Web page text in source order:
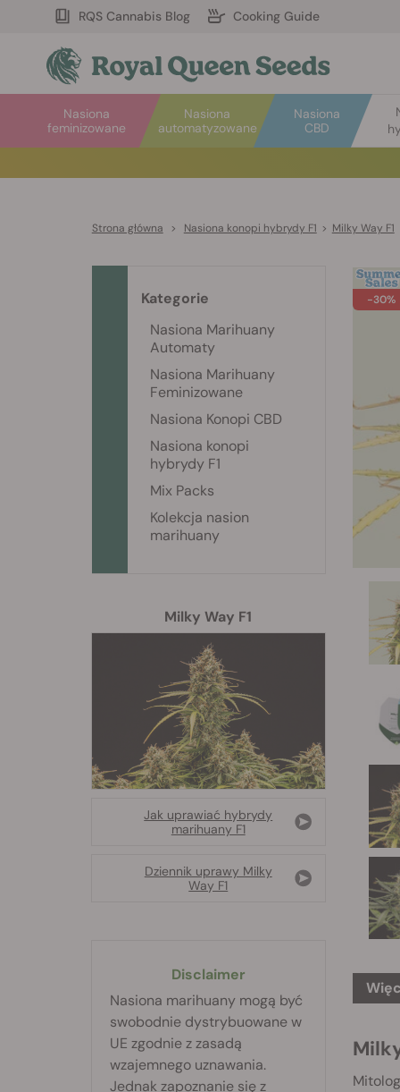
RQS Cannabis Blog Cooking Guide
Nasiona
automatyzowane
Nasiona
feminizowane
Nasiona
CBD
Strona główna > Nasiona konopi hybrydy F1 > Milky Way F1
-30%
Kategorie
Nasiona Marihuany
Automaty
Nasiona Marihuany
Feminizowane
Nasiona Konopi CBD
Nasiona konopi
hybrydy F1
Mix Packs
Kolekcja nasion
marihuany
Milky Way F1
Jak uprawiać hybrydy
marihuany F1
Dziennik uprawy Milky
Way F1
Disclaimer
Nasiona marihuany mogą być
swobodnie dystrybuowane w
UE zgodnie z zasadą
wzajemnego uznawania.
Jednak zapoznanie się z